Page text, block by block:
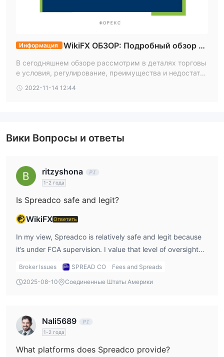
Информация
WikiFX ОБЗОР: Подробный обзор то
рговых условий и регулирования британского
брокера Spread Co
В сегодняшнем обзоре рассмотрим в деталях торговы
е условия, регулирование, преимущества и недостатки
2022-11-14 12:44
Вики Вопросы и ответы
ritzyshona
1-2 года
Is Spreadco safe and legit?
WikiFXОтветить
In my view, Spreadco is relatively safe and legit because
it’s under FCA supervision. I value that level of oversight
since it gives me the ability to verify their license details
free, but being FCA-regulated adds a layer of trust.
Broker Issues SPREAD CO
Fees and Spreads
2025-08-10
Соединенные Штаты Америки
Nali5689
1-2 года
What platforms does Spreadco provide?